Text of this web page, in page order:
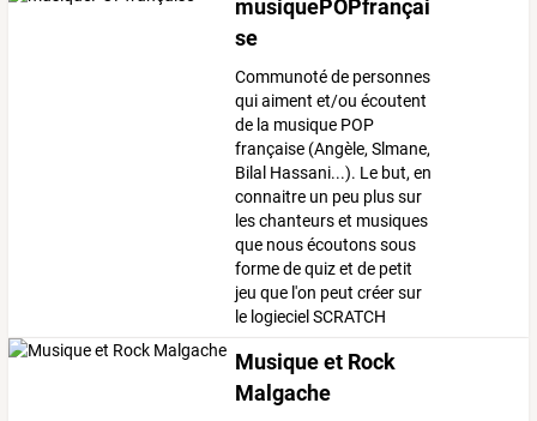
musiquePOPfrançai
se
Communoté de personnes
qui aiment et/ou écoutent
de la musique POP
française (Angèle, Slmane,
Bilal Hassani...). Le but, en
connaitre un peu plus sur
les chanteurs et musiques
que nous écoutons sous
forme de quiz et de petit
jeu que l'on peut créer sur
le logieciel SCRATCH
Musique et Rock
Malgache